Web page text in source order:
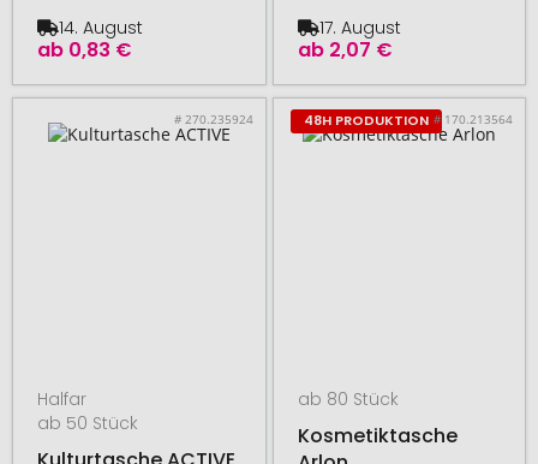
ab 0,83 €
14. August
ab 2,07 €
17. August
# 270.235924
Halfar
ab 50 Stück
48H PRODUKTION # 170.213564
ab 80 Stück
Kosmetiktasche